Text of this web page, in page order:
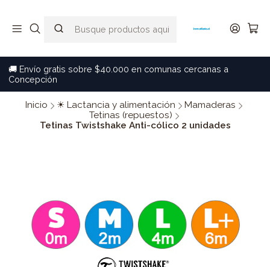
🚚 Envío gratis sobre $40.000 en comunas cercanas a
Concepción
Inicio ☀ Lactancia y alimentación
Mamaderas
Tetinas (repuestos)
Tetinas Twistshake Anti-cólico 2 unidades